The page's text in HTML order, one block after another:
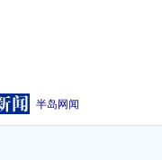
半岛网闻